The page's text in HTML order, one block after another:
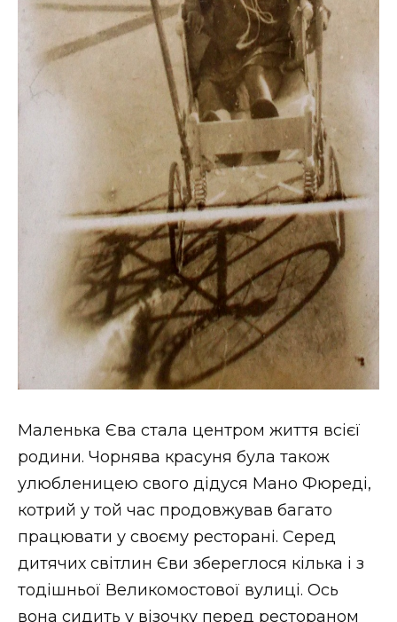
Маленька Єва стала центром життя всієї
родини. Чорнява красуня була також
улюбленицею свого дідуся Мано Фюреді,
котрий у той час продовжував багато
працювати у своєму ресторані. Серед
дитячих світлин Єви збереглося кілька і з
тодішньої Великомостової вулиці. Ось
вона сидить у візочку перед рестораном